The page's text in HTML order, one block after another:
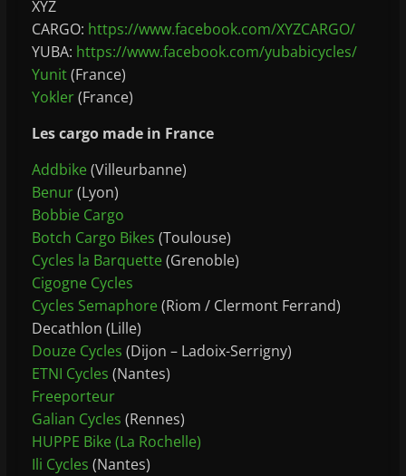
XYZ
CARGO: https://www.facebook.com/XYZCARGO/
YUBA: https://www.facebook.com/yubabicycles/
Yunit(France)
Yokler(France)
Les cargo made in France
Addbike(Villeurbanne)
Benur(Lyon)
Bobbie Cargo
Botch Cargo Bikes (Toulouse)
Cycles la Barquette(Grenoble)
Cigogne Cycles
Cycles Semaphore(Riom / Clermont Ferrand)
Decathlon (Lille)
Douze Cycles (Dijon – Ladoix-Serrigny)
ETNI Cycles (Nantes)
Freeporteur
Galian Cycles (Rennes)
HUPPE Bike (La Rochelle)
Ili Cycles (Nantes)